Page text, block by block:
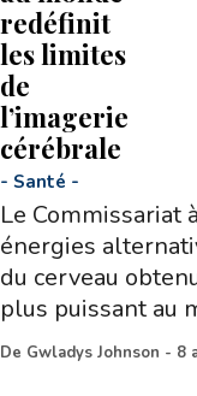
redéfinit
les limites
de
l’imagerie
cérébrale
- Santé -
Le Commissariat
énergies
du cerveau
plus puissant au
De Gwladys Johnson - 8